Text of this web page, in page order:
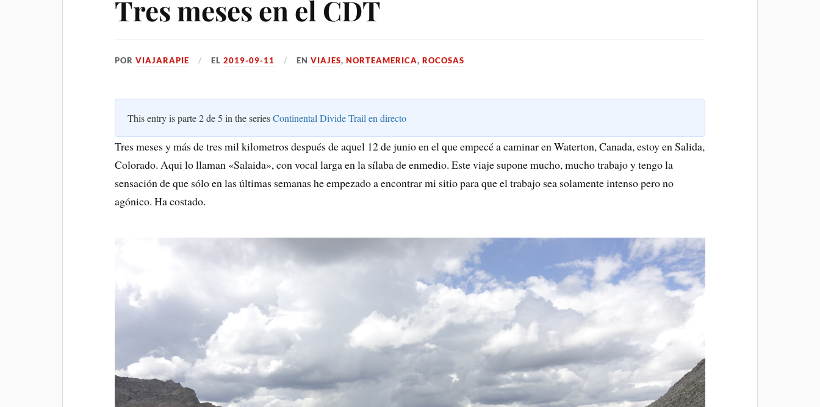
Tres meses en el CDT
PORVIAJARAPIE EL2019-09-11 ENVIAJES,NORTEAMERICA,ROCOSAS
This entry is parte 2 de 5 in the seriesContinental Divide Trail en directo
Tres meses y más de tres mil kilometros después de aquel 12 de junio en el que empecé a caminar en Waterton, Canada, estoy en Salida,
Colorado. Aqui lo llaman «Salaida», con vocal larga en la sílaba de enmedio. Este viaje supone mucho, mucho trabajo y tengo la
sensación de que sólo en las últimas semanas he empezado a encontrar mi sitio para que el trabajo sea solamente intenso pero no
agónico. Ha costado.